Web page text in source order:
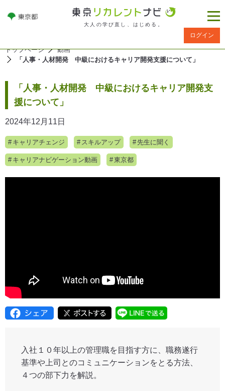
大人の学び直し、はじめる。
ログイン
トップページ
動画
「人事・人材開発 中級におけるキャリア開発支援について」
「人事・人材開発 中級におけるキャリア開発支
援について」
2024年12月11日
キャリアチェンジ スキルアップ 先生に聞く
キャリアナビゲーション動画 東京都
入社１０年以上の管理職を目指す方に、職務遂行
基準や上司とのコミュニケーションをとる方法、
４つの部下力を解説。